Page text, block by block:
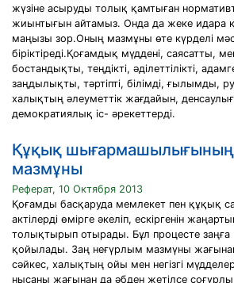
жүзіне асыруды толық қамтыған
жиынтығын айтамыз. Онда да жеке идара
маңызы зор.Оның мазмұны өте күрделі
біріктіреді.Қоғамдық мүддені, саясатты,
бостандықты, теңдікті, әділеттілікті,
заңдылықты, тәртіпті, білімді, ғылымды,
халықтың әлеуметтік жағдайын,
демократиялық іс- әрекеттерді.
Құқық шығармашылығының
мазмұны
Реферат, 10 Октября 2013
Қоғамды басқаруда мемлекет пен құқық
актілерді өмірге әкеліп, ескіргенін
толықтырып отырады. Бұл процесте заңға
қойылады. Заң неғүрлым мазмүны
сәйкес, халықтың ойы мен негізгі
нысаны жағынан да әбден жетілсе